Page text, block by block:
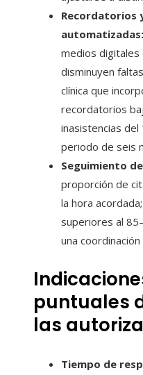
Recordatorios
automatizadas:
medios digitales
disminuyen
clínica que
recordatorios
inasistencias del
periodo de seis
Seguimiento
proporción de
la hora
superiores al
una
puntuales
las
Tiempo de